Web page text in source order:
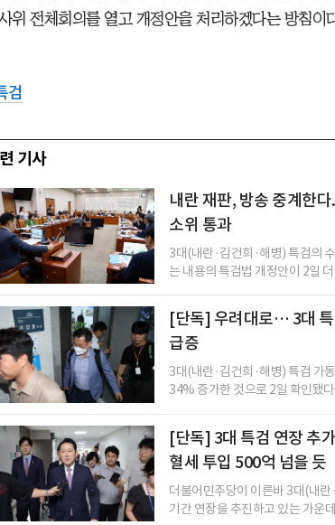
위 전체회의를 열고 개정안을 처리하겠다는 방침이
검
기사
내란 재판, 방송 중계한
소위 통과
3대(내란·김건희·해병) 특검의
는 내용의 특검법 개정안이 2일
[단독] 우려대로… 3대
급증
3대(내란·김건희·해병) 특검 가
34% 증가한 것으로 2일 확인됐
[단독] 3대 특검 연장 추
혈세 투입 500억 넘을 듯
더불어민주당이 이른바 3대(내
기간 연장을 추진하고 있는 가운